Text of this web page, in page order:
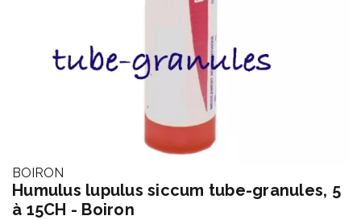
BOIRON
Humulus lupulus siccum tube-granules, 5
à 15CH - Boiron